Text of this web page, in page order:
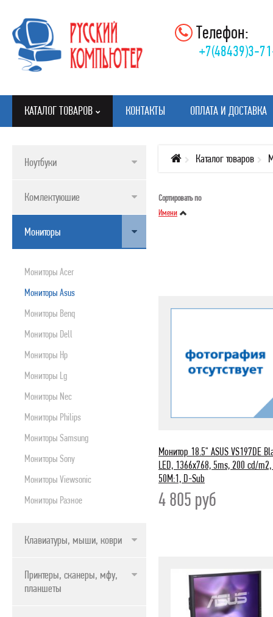
Телефон:
+7(48439)3-
КАТАЛОГ ТОВАРОВ
КАТАЛОГ ТОВАРОВ
КОМЛЕКТУЮШИЕ
МОНИТОРЫ
КЛАВИАТУРЫ, МЫШИ, КОВРИКИ
ПРИНТЕРЫ, СКАНЕРЫ, МФУ, ПЛАНШЕТЫ
БЛОКИ БЕСПЕРЕБОЙНОГО ПИТАНИЯ
СЕТЕВОЕ ОБОРУДОВАНИЕ
СЕТЕВЫЕ И ИНТЕРФЕЙСНЫЕ ШНУРЫ
КАРТРИДЖИ
МОБИЛЬНАЯ ТЕХНИКА
ЦИФРОВЫЕ ВИДЕО И ФОТОКАМЕРЫ
ПРОГРАММНЫЕ ПРОДУКТЫ
БЫТОВАЯ И КЛИМАТИЧЕСКАЯ ТЕХНИКА
ВНЕШНИЕ НАКОПИТЕЛИ
КОНТАКТЫ ОПЛАТА И ДОСТАВКА
Ноутбуки
Комлектуюшие
Мониторы
Мониторы Acer
Мониторы Asus
Мониторы Benq
Мониторы Dell
Мониторы Hp
Мониторы Lg
Мониторы Nec
Мониторы Philips
Мониторы Samsung
Мониторы Sony
Мониторы Viewsonic
Мониторы Разное
Клавиатуры, мыши, коврики
Принтеры, сканеры, мфу,
планшеты
Каталог товаров
Сортировать по
Имени
Монитор 18.5" ASUS VS197DE
LED, 1366x768, 5ms, 200 cd/m2,
50M:1, D-Sub
4 805 руб